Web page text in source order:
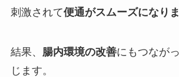
刺激されて便通がスムーズになりま
結果、 腸内環境の改善にもつなが
じます。